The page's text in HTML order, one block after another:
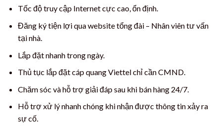
Tốc độ truy cập Internet cực cao, ổn định.
Đăng ký tiện lợi qua website tổng đài – Nhân viên tư vấn
tại nhà.
Lắp đặt nhanh trong ngày.
Thủ tục lắp đặt cáp quang Viettel chỉ cần CMND.
Chăm sóc và hỗ trợ giải đáp sau khi bán hàng 24/7.
Hỗ trợ xử lý nhanh chóng khi nhận được thông tin xảy ra
sự cố.